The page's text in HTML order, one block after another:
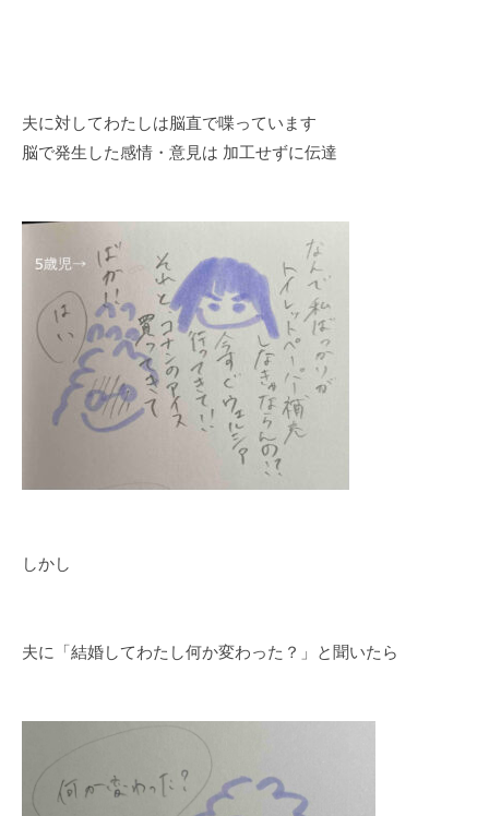
夫に対してわたしは脳直で喋っています
脳で発生した感情・意見は 加工せずに伝達
しかし
夫に「結婚してわたし何か変わった？」と聞いたら